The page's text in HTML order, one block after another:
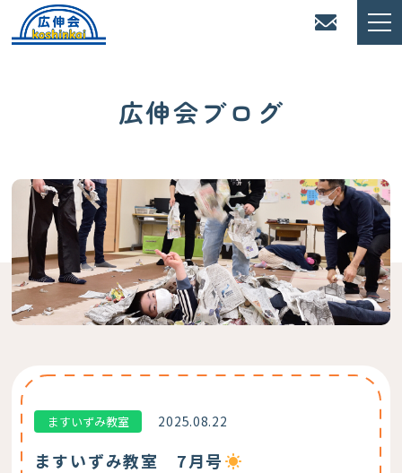
広伸会ブログ
ますいずみ教室 2025.08.22
ますいずみ教室 7月号